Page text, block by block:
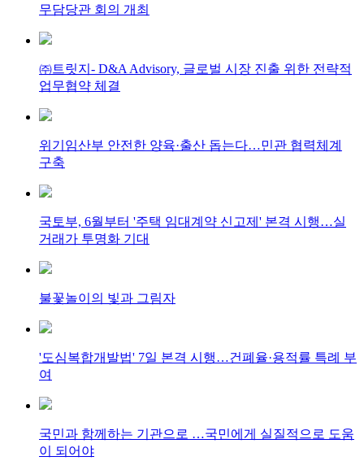
무담당관 회의 개최
㈜트릿지- D&A Advisory, 글로벌 시장 진출 위한 전략적
업무협약 체결
위기임산부 안전한 양육·출산 돕는다…민관 협력체계
구축
국토부, 6월부터 '주택 임대계약 신고제' 본격 시행…실
거래가 투명화 기대
불꽃놀이의 빛과 그림자
'도심복합개발법' 7일 본격 시행…건폐율·용적률 특례 부
여
국민과 함께하는 기관으로 …국민에게 실질적으로 도움
이 되어야